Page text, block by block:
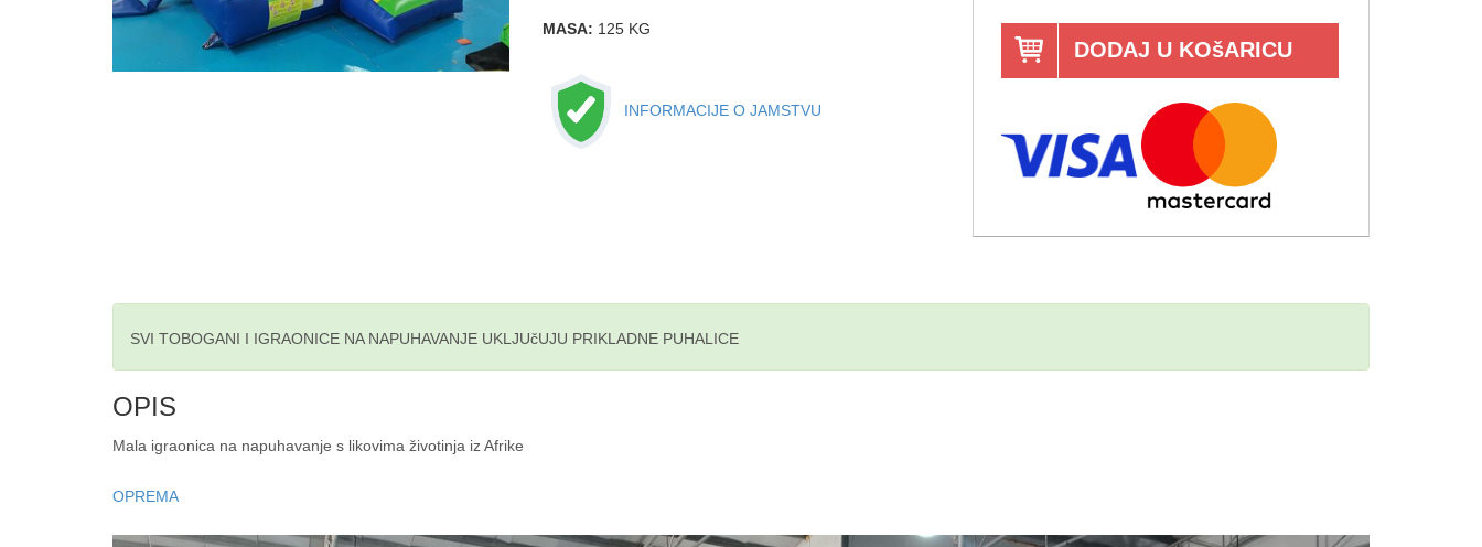
MASA: 125 KG
INFORMACIJE O JAMSTVU
DODAJ U KOšARICU
SVI TOBOGANI I IGRAONICE NA NAPUHAVANJE UKLJUčUJU PRIKLADNE PUHALICE
OPIS
Mala igraonica na napuhavanje s likovima životinja iz Afrike
OPREMA